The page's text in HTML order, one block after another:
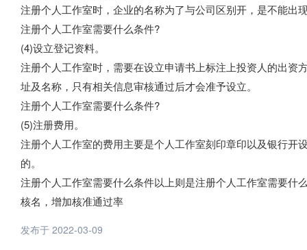
注册个人工作室时，企业的名称为了与公司区别开，是不能出
注册个人工作室需要什么条件?
(4)设立登记资料。
注册个人工作室时，需要在设立申请书上标注上投资人的出
址及名称，只有相关信息审核通过后才会准予设立。
注册个人工作室需要什么条件?
(5)注册费用。
注册个人工作室的费用主要是个人工作室刻印章印以及银行
的。
注册个人工作室需要什么条件以上则是注册个人工作室需要
核名，增加核准通过率
发布于 2022-03-09